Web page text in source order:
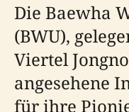
Die Baewha
(BWU),
Viertel
angesehene
für ihre